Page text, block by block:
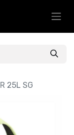
25L SG